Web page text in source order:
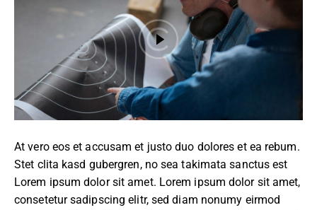
At vero eos et accusam et justo duo dolores et ea rebum.
Stet clita kasd gubergren, no sea takimata sanctus est
Lorem ipsum dolor sit amet. Lorem ipsum dolor sit amet,
consetetur sadipscing elitr, sed diam nonumy eirmod